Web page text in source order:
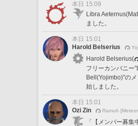
本日 15:09
Libra
ました。
本日 15:01
Harold Belserius
Harold Belserius(
フリーカンパニー
Bell(Yojimbo)"の
始しました。
本日 15:01
Ozi Zin
Ramuh
「【メンバー募